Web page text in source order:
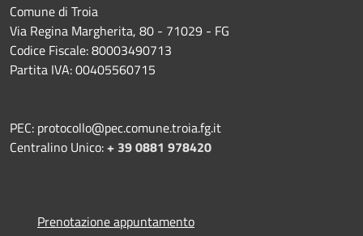
Comune di Troia
Via Regina Margherita, 80 - 71029 - FG
Codice Fiscale: 80003490713
Partita IVA: 00405560715
PEC: protocollo@pec.comune.troia.fg.it
Centralino Unico:+ 39 0881 978420
Prenotazione appuntamento